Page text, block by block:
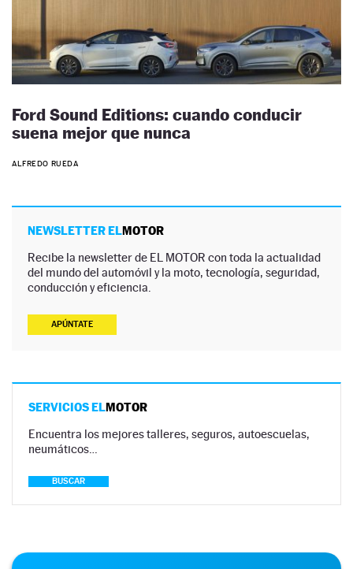
Ford Sound Editions: cuando conducir
suena mejor que nunca
ALFREDO RUEDA
NEWSLETTER ELMOTOR
Recibe la newsletter de EL MOTOR con toda la actualidad
del mundo del automóvil y la moto, tecnología, seguridad,
conducción y eficiencia.
APÚNTATE
SERVICIOS ELMOTOR
Encuentra los mejores talleres, seguros, autoescuelas,
neumáticos…
BUSCAR